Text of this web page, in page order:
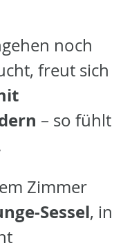
noch
freut sich
– so fühlt
Zimmer
Sessel, in